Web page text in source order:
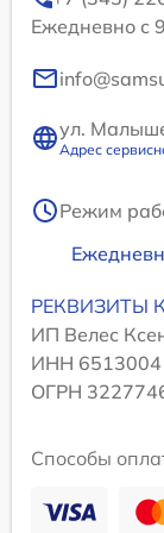
Ежедневно с
ул.
Адрес
Режим
РЕКВИЗИТЫ
ИП Велес
ИНН
ОГРН
Способы